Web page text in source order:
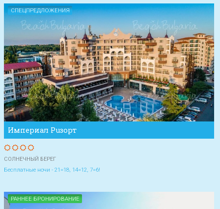
СПЕЦПРЕДЛОЖЕНИЯ
Империал Рuзорт
СОЛНЕЧНЫЙ БЕРЕГ
Бесплатные ночи - 21=18, 14=12, 7=6!
РАННЕЕ БРОНИРОВАНИЕ